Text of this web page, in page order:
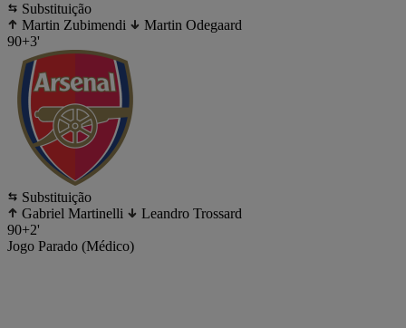
Substituição
Martin Zubimendi
Martin Odegaard
90+3'
Substituição
Gabriel Martinelli
Leandro Trossard
90+2'
Jogo Parado (Médico)